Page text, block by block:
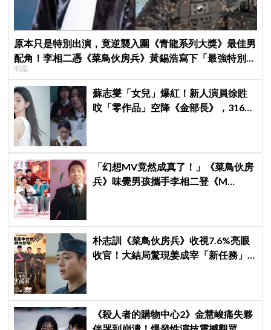
原本只是特別出演，竟逆襲入圍《青龍系列大獎》最佳男
配角！李相二憑《菜鳥伙房兵》黃錫浩寫下「最強特別出
演」傳奇
明星
蘇志燮「女兒」爆紅！新人演員徐貹
旼「零作品」空降《金部長》，316萬
「幻想MV竟然成真了！」《菜鳥伙房
兵》味覺男孩攜手李相二登《M
朴志訓《菜鳥伙房兵》收視7.6%亮眼
收官！大結局驚現姜成宰「新任務」
《殺人者的購物中心2》金慧峻痛失夥